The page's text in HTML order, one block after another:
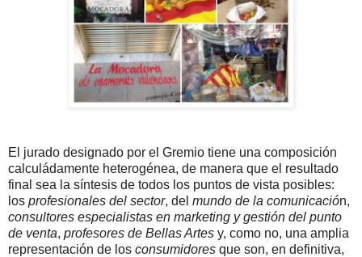
El jurado designado por el Gremio tiene una composición
calculádamente heterogénea, de manera que el resultado
final sea la síntesis de todos los puntos de vista posibles:
los profesionales del sector, del mundo de la comunicación,
consultores especialistas en marketing y gestión del punto
de venta, profesores de Bellas Artes y, como no, una amplia
representación de los consumidores que son, en definitiva,